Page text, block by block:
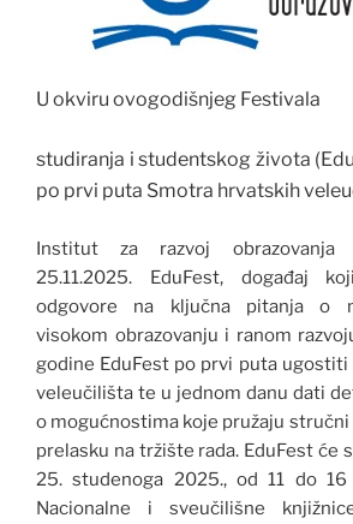
U okviru ovogodišnjeg Festivala
studiranja i studentskog života
po prvi puta Smotra hrvatskih
Institut za razvoj obrazovanja
25.11.2025. EduFest, događaj
odgovore na ključna pitanja o
visokom obrazovanju i ranom
godine EduFest po prvi puta
veleučilišta te u jednom danu dati
o mogućnostima koje pružaju
prelasku na tržište rada. EduFest će
25. studenoga 2025., od 11 do
Nacionalne i sveučilišne